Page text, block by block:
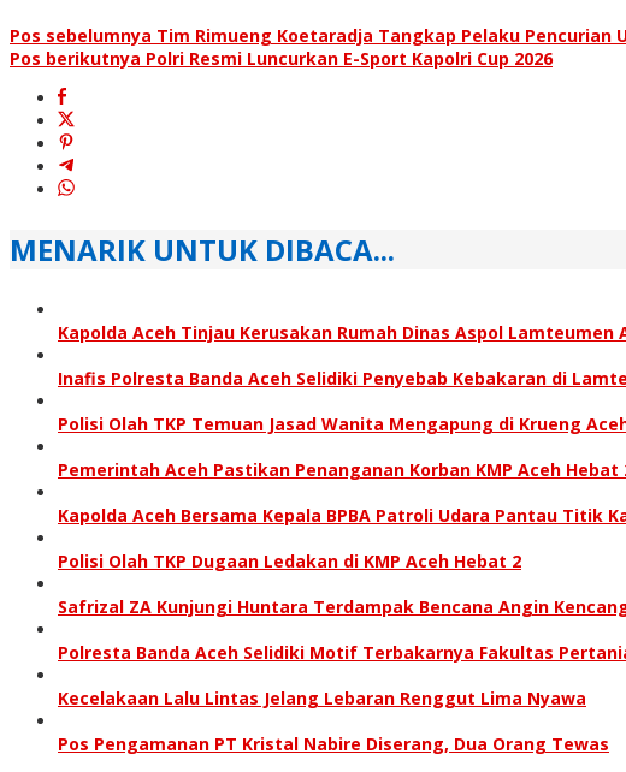
Pos sebelumnya Tim Rimueng Koetaradja Tangkap Pelaku Pencurian
Pos berikutnya Polri Resmi Luncurkan E-Sport Kapolri Cup 2026
MENARIK UNTUK DIBACA...
Kapolda Aceh Tinjau Kerusakan Rumah Dinas Aspol Lamteumen
Inafis Polresta Banda Aceh Selidiki Penyebab Kebakaran di
Polisi Olah TKP Temuan Jasad Wanita Mengapung di Krueng
‎Pemerintah Aceh Pastikan Penanganan Korban KMP Aceh Hebat
Kapolda Aceh Bersama Kepala BPBA Patroli Udara Pantau Titik
Polisi Olah TKP Dugaan Ledakan di KMP Aceh Hebat 2
Safrizal ZA Kunjungi Huntara Terdampak Bencana Angin
Polresta Banda Aceh Selidiki Motif Terbakarnya Fakultas
Kecelakaan Lalu Lintas Jelang Lebaran Renggut Lima Nyawa
Pos Pengamanan PT Kristal Nabire Diserang, Dua Orang Tewas